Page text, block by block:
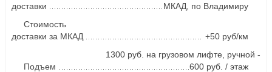
доставки
МКАД, по Владимиру
Стоимость
доставки за МКАД
+50 руб/км
Подъем
1300 руб. на грузовом лифте, ручной -
600 руб. / этаж